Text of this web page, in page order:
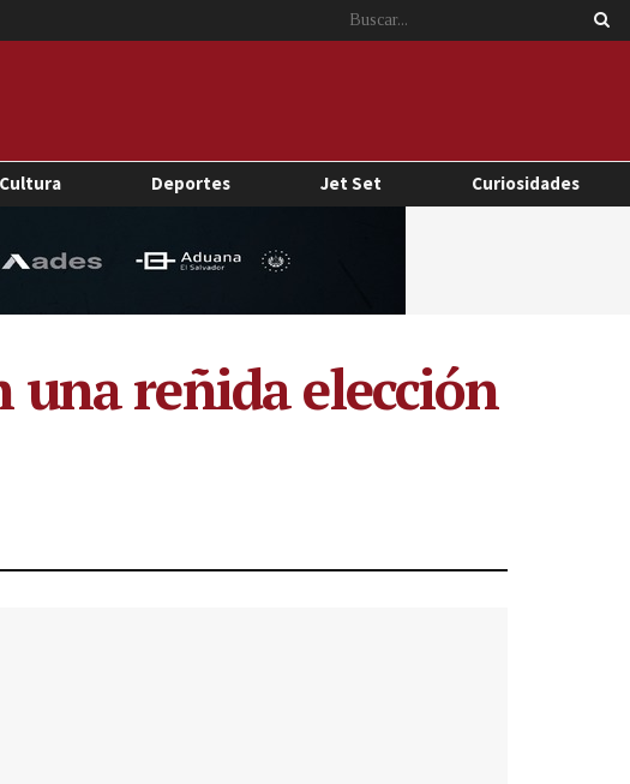
Cultura Deportes Jet Set Curiosidades
reñida elección